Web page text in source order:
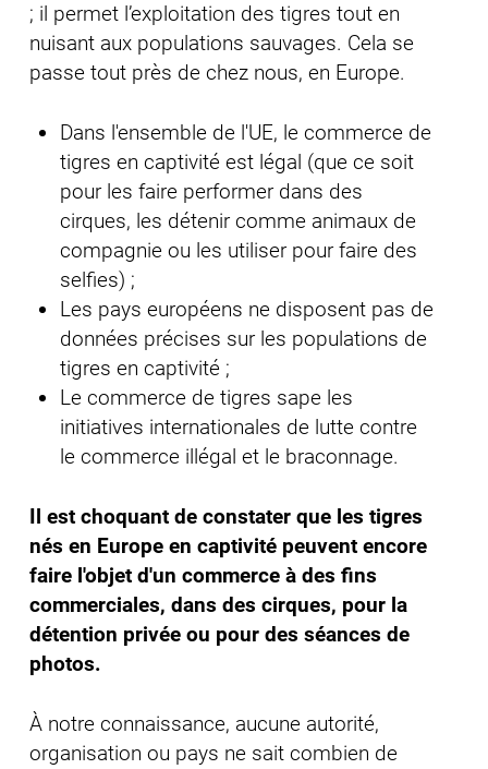
; il permet l’exploitation des tigres tout en
nuisant aux populations sauvages. Cela se
passe tout près de chez nous, en Europe.
Dans l'ensemble de l'UE, le commerce de
tigres en captivité est légal (que ce soit
pour les faire performer dans des
cirques, les détenir comme animaux de
compagnie ou les utiliser pour faire des
selfies) ;
Les pays européens ne disposent pas de
données précises sur les populations de
tigres en captivité ;
Le commerce de tigres sape les
initiatives internationales de lutte contre
le commerce illégal et le braconnage.
Il est choquant de constater que les tigres
nés en Europe en captivité peuvent encore
faire l'objet d'un commerce à des fins
commerciales, dans des cirques, pour la
détention privée ou pour des séances de
photos.
À notre connaissance, aucune autorité,
organisation ou pays ne sait combien de